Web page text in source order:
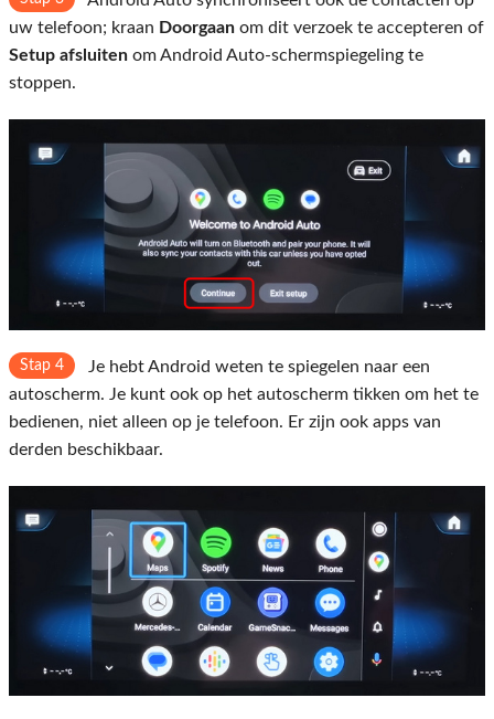
uw telefoon; kraan Doorgaan om dit verzoek te accepteren of
Setup afsluiten om Android Auto-schermspiegeling te
stoppen.
Stap 4
Je hebt Android weten te spiegelen naar een
autoscherm. Je kunt ook op het autoscherm tikken om het te
bedienen, niet alleen op je telefoon. Er zijn ook apps van
derden beschikbaar.